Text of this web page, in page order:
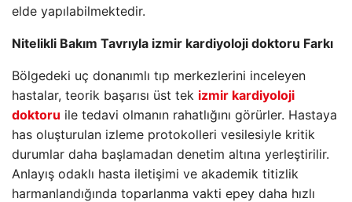
elde yapılabilmektedir.
Nitelikli Bakım Tavrıyla izmir kardiyoloji doktoru Farkı
Bölgedeki uç donanımlı tıp merkezlerini inceleyen
hastalar, teorik başarısı üst tek izmir kardiyoloji
doktoru ile tedavi olmanın rahatlığını görürler. Hastaya
has oluşturulan izleme protokolleri vesilesiyle kritik
durumlar daha başlamadan denetim altına yerleştirilir.
Anlayış odaklı hasta iletişimi ve akademik titizlik
harmanlandığında toparlanma vakti epey daha hızlı